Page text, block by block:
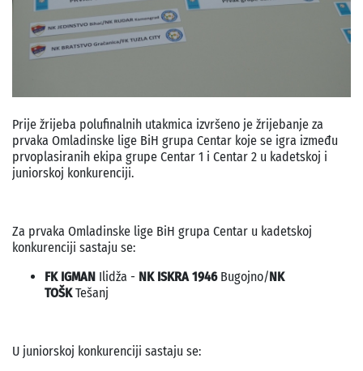
Prije žrijeba polufinalnih utakmica izvršeno je žrijebanje za
prvaka Omladinske lige BiH grupa Centar koje se igra između
prvoplasiranih ekipa grupe Centar 1 i Centar 2 u kadetskoj i
juniorskoj konkurenciji.
Za prvaka Omladinske lige BiH grupa Centar u kadetskoj
konkurenciji sastaju se:
FK IGMAN Ilidža - NK ISKRA 1946 Bugojno/NK
TOŠKTešanj
U juniorskoj konkurenciji sastaju se: